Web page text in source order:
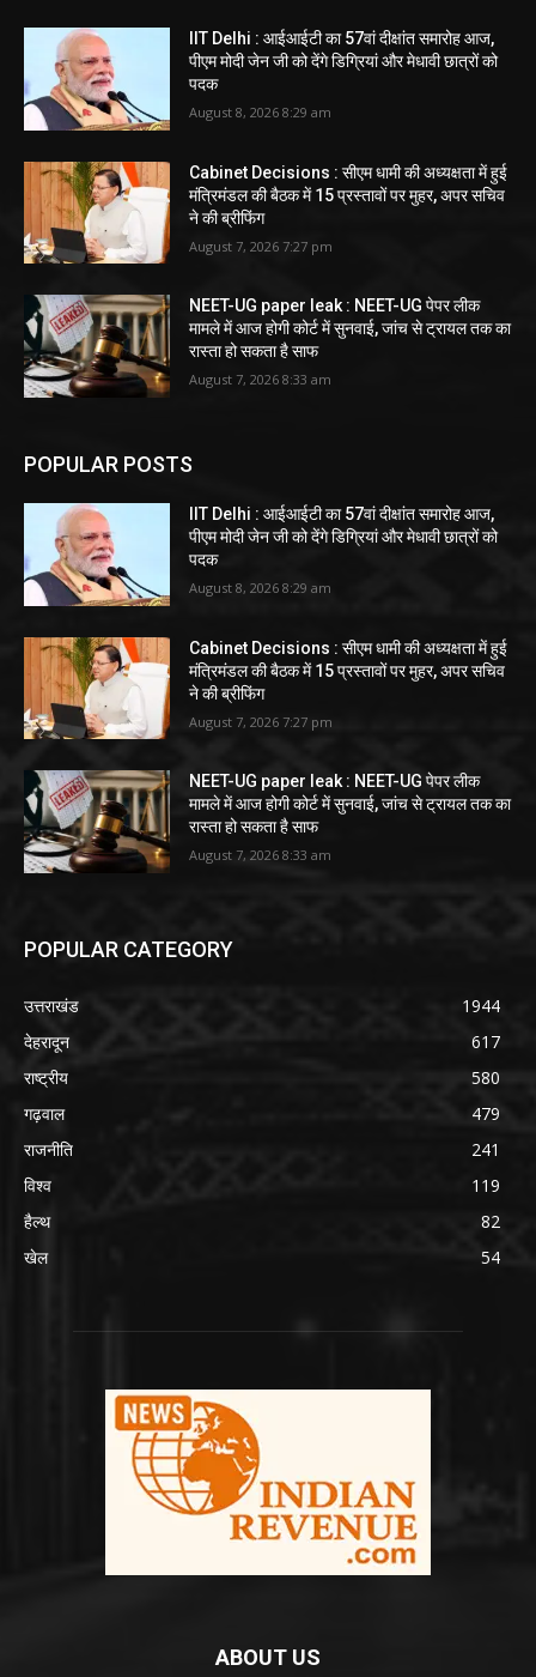
IIT Delhi : आईआईटी का 57वां दीक्षांत समारोह आज,
पीएम मोदी जेन जी को देंगे डिग्रियां और मेधावी छात्रों को
पदक
August 8, 2026 8:29 am
Cabinet Decisions : सीएम धामी की अध्यक्षता में हुई
मंत्रिमंडल की बैठक में 15 प्रस्तावों पर मुहर, अपर सचिव
ने की ब्रीफिंग
August 7, 2026 7:27 pm
NEET-UG paper leak : NEET-UG पेपर लीक
मामले में आज होगी कोर्ट में सुनवाई, जांच से ट्रायल तक का
रास्ता हो सकता है साफ
August 7, 2026 8:33 am
POPULAR POSTS
IIT Delhi : आईआईटी का 57वां दीक्षांत समारोह आज,
पीएम मोदी जेन जी को देंगे डिग्रियां और मेधावी छात्रों को
पदक
August 8, 2026 8:29 am
Cabinet Decisions : सीएम धामी की अध्यक्षता में हुई
मंत्रिमंडल की बैठक में 15 प्रस्तावों पर मुहर, अपर सचिव
ने की ब्रीफिंग
August 7, 2026 7:27 pm
NEET-UG paper leak : NEET-UG पेपर लीक
मामले में आज होगी कोर्ट में सुनवाई, जांच से ट्रायल तक का
रास्ता हो सकता है साफ
August 7, 2026 8:33 am
POPULAR CATEGORY
उत्तराखंड
1944
देहरादून
617
राष्ट्रीय
580
गढ़वाल
479
राजनीति
241
विश्व
119
हैल्थ
82
खेल
54
ABOUT US